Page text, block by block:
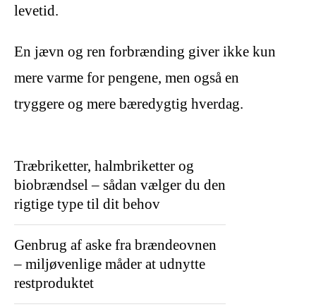
levetid.
En jævn og ren forbrænding giver ikke kun
mere varme for pengene, men også en
tryggere og mere bæredygtig hverdag.
Træbriketter, halmbriketter og
biobrændsel – sådan vælger du den
rigtige type til dit behov
Genbrug af aske fra brændeovnen
– miljøvenlige måder at udnytte
restproduktet